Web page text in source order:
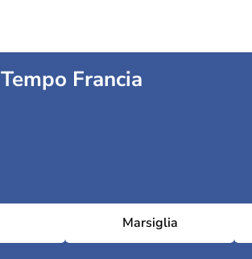
Tempo Francia
Marsiglia